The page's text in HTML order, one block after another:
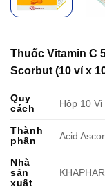
Thuốc Vitamin C
Scorbut (10 vỉ x
Quy
cách
Hộp 10 Vỉ
Thành
phần
Acid
Nhà
sản
xuất